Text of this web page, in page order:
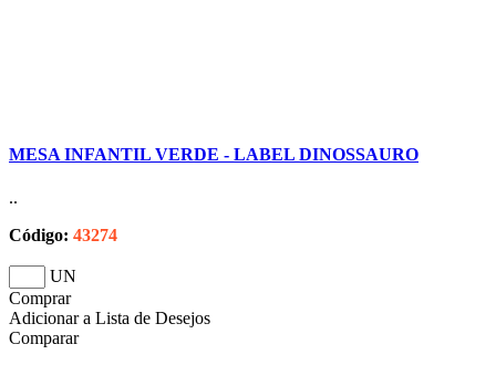
MESA INFANTIL VERDE - LABEL DINOSSAURO
..
Código: 43274
UN
Comprar
Adicionar a Lista de Desejos
Comparar